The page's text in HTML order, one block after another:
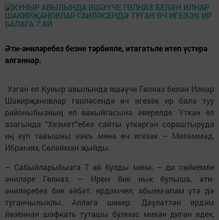
Әти-әниләребез безне тәрбияле, итагатьле итеп үстерә
алганнар.
Узган ел Куныр авылында яшәүче Гөлназ белән Илнар
Шакирҗановлар гаиләсендә өч игезәк ир бала туу
районыбызның ел вакыйгасына әверелде. Үткән ел
азагында “Хезмәт”ебез сайты үткәргән сораштыруда
иң күп тавышны нәкъ менә өч игезәк – Мөхәммәд,
Ибраһим, Сөләйман җыйды.
– Сабыйларыбызга 7 ай булды менә, – ди сөйкемле
әниләре Гөлназ. – Ирем бик нык булыша, әти-
әниләребез бик әйбәт, ярдәмчел, абыем-апам үтә дә
туганчылыклы, Аллага шөкер. Дәүләттән ярдәм
йөзеннән шәфкать туташы булмас микән дигән идек,